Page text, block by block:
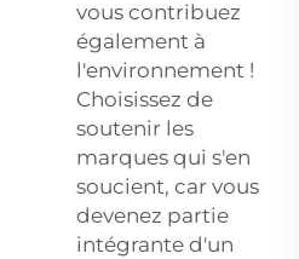
vous contribuez
également à
l'environnement !
Choisissez de
soutenir les
marques qui s'en
soucient, car vous
devenez partie
intégrante d'un